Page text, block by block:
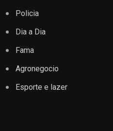
Policia
Dia a Dia
Fama
Agronegocio
Esporte e lazer